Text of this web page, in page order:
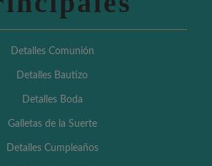
Detalles Comunión
Detalles Bautizo
Detalles Boda
Galletas de la Suerte
Detalles Cumpleaños